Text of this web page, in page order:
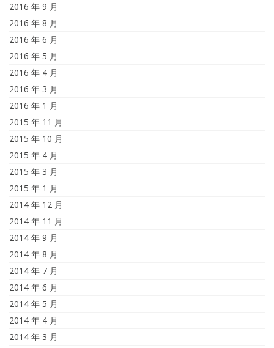
2016 年 9 月
2016 年 8 月
2016 年 6 月
2016 年 5 月
2016 年 4 月
2016 年 3 月
2016 年 1 月
2015 年 11 月
2015 年 10 月
2015 年 4 月
2015 年 3 月
2015 年 1 月
2014 年 12 月
2014 年 11 月
2014 年 9 月
2014 年 8 月
2014 年 7 月
2014 年 6 月
2014 年 5 月
2014 年 4 月
2014 年 3 月